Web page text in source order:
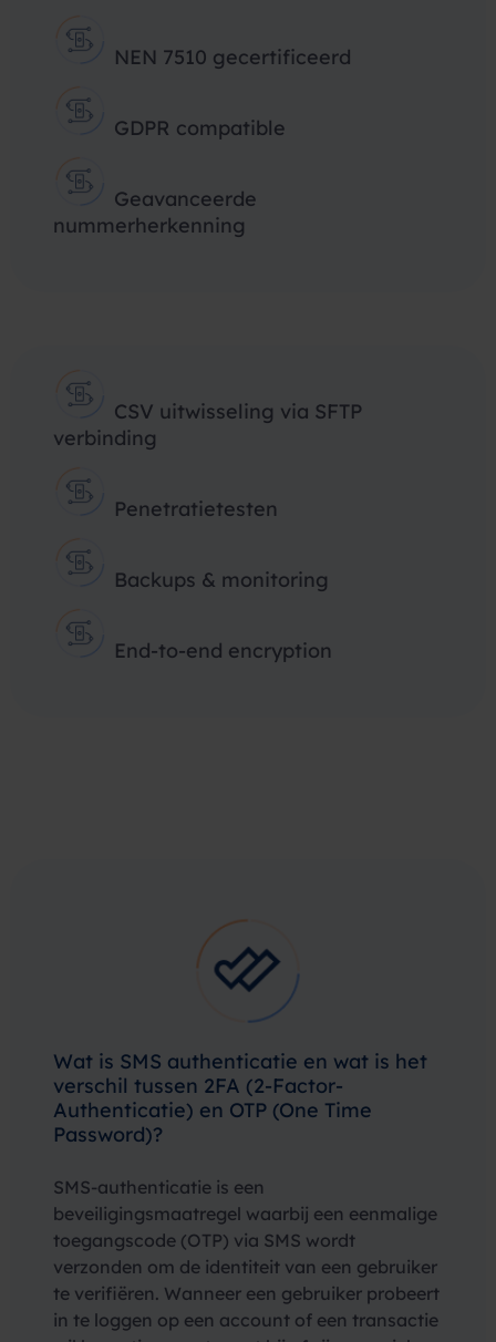
NEN 7510 gecertificeerd
GDPR compatible
Geavanceerde
nummerherkenning
CSV uitwisseling via SFTP
verbinding
Penetratietesten
Backups & monitoring
End-to-end encryption
Wat is SMS authenticatie en wat is het
verschil tussen 2FA (2-Factor-
Authenticatie) en OTP (One Time
Password)?
SMS-authenticatie is een
beveiligingsmaatregel waarbij een eenmalige
toegangscode (OTP) via SMS wordt
verzonden om de identiteit van een gebruiker
te verifiëren. Wanneer een gebruiker probeert
in te loggen op een account of een transactie